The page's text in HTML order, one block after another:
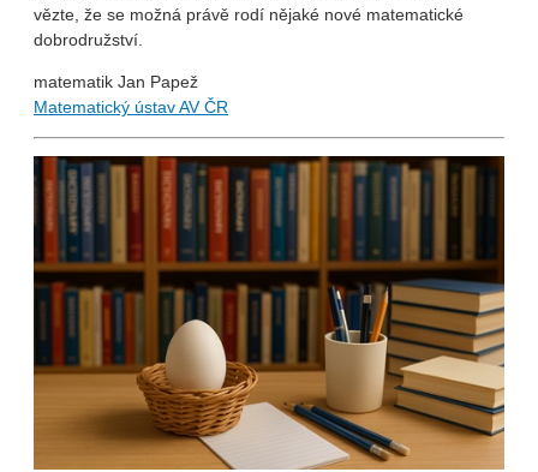
vězte, že se možná právě rodí nějaké nové matematické
dobrodružství.
matematik Jan Papež
Matematický ústav AV ČR